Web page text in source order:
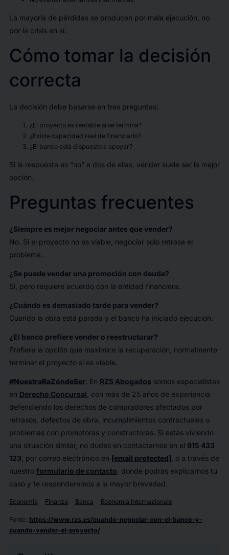
La mayoría de pérdidas se producen por mala ejecución, no
por la crisis en sí.
Cómo tomar la decisión
correcta
La decisión debe basarse en tres preguntas:
¿El proyecto es rentable si se termina?
¿Existe capacidad real de financiarlo?
¿El banco está dispuesto a apoyar?
Si la respuesta es “no” a dos de ellas, vender suele ser la mejor
opción.
Preguntas frecuentes
¿Siempre es mejor negociar antes que vender?
No. Si el proyecto no es viable, negociar solo retrasa el
problema.
¿Se puede vender una promoción con deuda?
Sí, pero requiere acuerdo con la entidad financiera.
¿Cuándo es demasiado tarde para vender?
Cuando la obra está parada y el banco ha iniciado ejecución.
¿El banco prefiere vender o reestructurar?
Prefiere la opción que maximice la recuperación, normalmente
terminar el proyecto si es viable.
#NuestraRaZóndeSer: En RZS Abogados somos especialistas
en Derecho Concursal , con más de 25 años de experiencia
defendiendo los derechos de compradores afectados por
retrasos, defectos de obra, incumplimientos contractuales o
problemas con promotoras y constructoras. Si estás viviendo
una situación similar, no dudes en contactarnos en el 915 433
123 , por correo electrónico en [email protected] , o a través de
nuestro formulario de contacto , donde podrás explicarnos tu
caso y te responderemos a la mayor brevedad.
Economia Finanza Banca Economia internazionale
Fonte: https://www.rzs.es/cuando-negociar-con-el-banco-y-
cuando-vender-el-proyecto/